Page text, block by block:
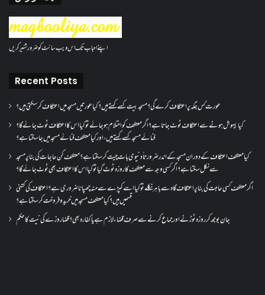
اپنے احباب تک اس ویب سائٹ کو ضرور شئیر کریں
Recent Posts
عورت کس جگہ پر اعتکاف کرے گی؟مسجد بیت کسے کہتے ہیں؟کیا عورتیں مسجد میں اعتکاف کر سکتی ہیں؟
کیا بیہوش ہونے سے اعتکاف ٹوٹ جاتا ہے؟ اگر معتکف کو احتلام ہو جائے تو کیا اس کا اعتکاف ٹوٹ جائے گا؟
فنائے مسجد کسے کہتے ہیں ، اور کیا معتکف فنائے مسجد میں جا سکتا ہے؟
کیا معتکف اعتکاف کے دوران مسجد کے اندر ضرورتاً دنیوی بات چیت کر سکتا ہے؟معتکف کن حاجات کی بنا پر مسجد
سے نکل سکتا ہے؟ اگر کسی وجہ سے معتکف کا روزہ ٹوٹ گیا تو کیا اس کا اعتکاف بھی ٹوٹ جائے گا؟
اگر معتکف کسی حاجت کی بنا پر اعتکاف گاہ سے باہر نکلے تو کیا اسے کپڑے سے منہ چھپانا ضروری ہے؟اعتکاف کی کتنی
قسمیں ہیں؟کیا معتکف مسجد میں خرید و فروخت کر سکتا ہے؟
جان بوجھ کر روزہ ٹوڑنے اور جماع کرنے سے صرف قضاء لازم ہے یا کفارہ بھی؟ قضا روزے کی نیت کا حکم